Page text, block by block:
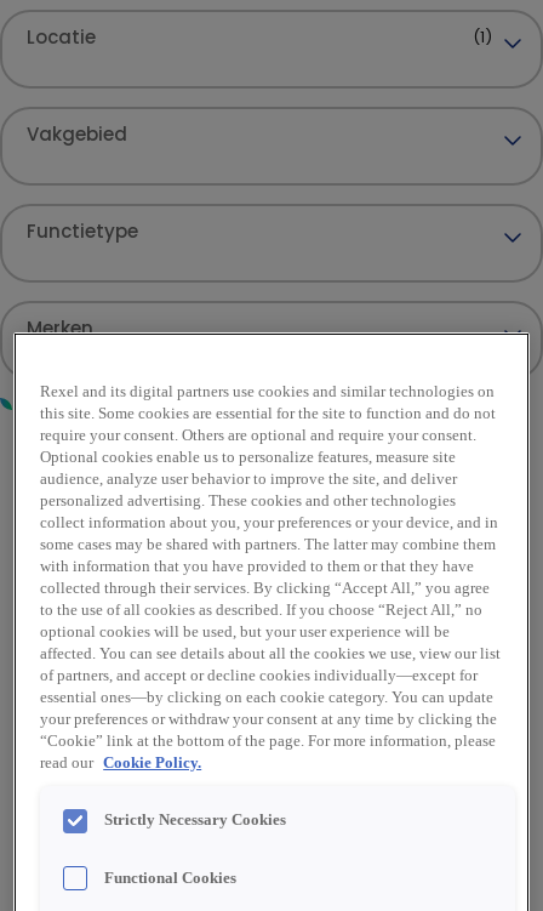
Locatie (1)
Vakgebied
Functietype
Merken
Manager Productgroep HVAC
Als Manager Productgroep HVAC ben jij
eindverantwoordelijk voor de productgroep
HVAC (Verwarming, ventilatie en
airconditioning) en geef je richting aan de
strategie, het assortiment en de commerciële
Lees verder
Apeldoorn, GE, Netherlands
Vast dienstverband
Rexel and its digital partners use cookies and similar technologies on
this site. Some cookies are essential for the site to function and do not
require your consent. Others are optional and require your consent.
Optional cookies enable us to personalize features, measure site
audience, analyze user behavior to improve the site, and deliver
personalized advertising. These cookies and other technologies
collect information about you, your preferences or your device, and in
some cases may be shared with partners. The latter may combine them
with information that you have provided to them or that they have
collected through their services. By clicking “Accept All,” you agree
to the use of all cookies as described. If you choose “Reject All,” no
optional cookies will be used, but your user experience will be
affected. You can see details about all the cookies we use, view our list
of partners, and accept or decline cookies individually—except for
essential ones—by clicking on each cookie category. You can update
your preferences or withdraw your consent at any time by clicking the
“Cookie” link at the bottom of the page. For more information, please
read our Cookie Policy.
Strictly Necessary Cookies
Functional Cookies